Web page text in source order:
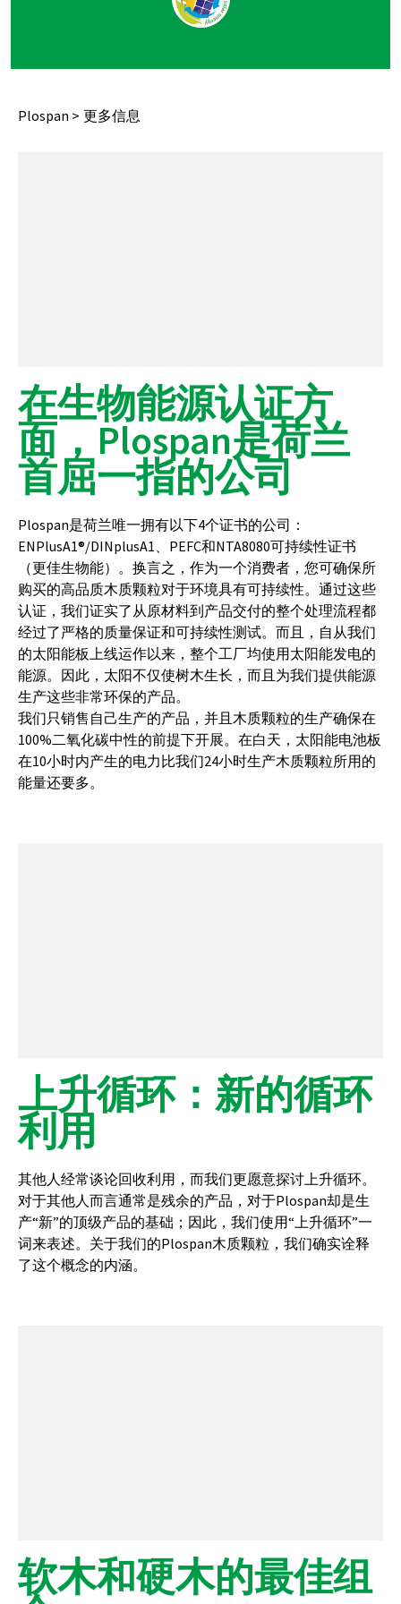
Plospan 更多信息
在生物能源认证方
面，Plospan是荷兰
首屈一指的公司
Plospan是荷兰唯一拥有以下4个证书的公司：
ENPlusA1®/DINplusA1、PEFC和NTA8080可持续性证书
（更佳生物能）。换言之，作为一个消费者，您可确保所
购买的高品质木质颗粒对于环境具有可持续性。通过这些
认证，我们证实了从原材料到产品交付的整个处理流程都
经过了严格的质量保证和可持续性测试。而且，自从我们
的太阳能板上线运作以来，整个工厂均使用太阳能发电的
能源。因此，太阳不仅使树木生长，而且为我们提供能源
生产这些非常环保的产品。
我们只销售自己生产的产品，并且木质颗粒的生产确保在
100%二氧化碳中性的前提下开展。在白天，太阳能电池板
在10小时内产生的电力比我们24小时生产木质颗粒所用的
能量还要多。
上升循环：新的循环
利用
其他人经常谈论回收利用，而我们更愿意探讨上升循环。
对于其他人而言通常是残余的产品，对于Plospan却是生
产“新”的顶级产品的基础；因此，我们使用“上升循环”一
词来表述。关于我们的Plospan木质颗粒，我们确实诠释
了这个概念的内涵。
软木和硬木的最佳组